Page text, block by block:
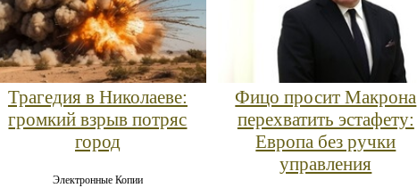
Трагедия в Николаеве:
громкий взрыв потряс
город
Электронные Копии
Фицо просит Макрона
перехватить эстафету:
Европа без ручки
управления